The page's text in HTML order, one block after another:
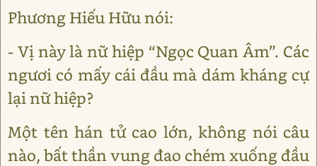
Phương Hiếu Hữu nói:
- Vị này là nữ hiệp “Ngọc Quan Âm”. Các
ngươi có mấy cái đầu mà dám kháng cự
lại nữ hiệp?
Một tên hán tử cao lớn, không nói câu
nào, bất thần vung đao chém xuống đầu